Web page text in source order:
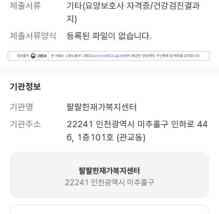
제출서류
기타(요양보호사 자격증/건강검진결과
지)
제출서류양식
등록된 파일이 없습니다.
기관정보
기관명
팔팔한재가복지센터
기관주소
22241 인천광역시 미추홀구 인하로 44
6, 1층101호 (관교동)
팔팔한재가복지센터
22241 인천광역시 미추홀구